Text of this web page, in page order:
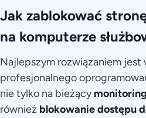
Jak zablokować
na komputerze
Najlepszym rozwiązaniem jest
profesjonalnego
nie tylko na bieżący
również blokowanie dostępu